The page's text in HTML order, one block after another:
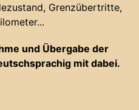
Grenzübertritte,
und Übergabe der
mit dabei.